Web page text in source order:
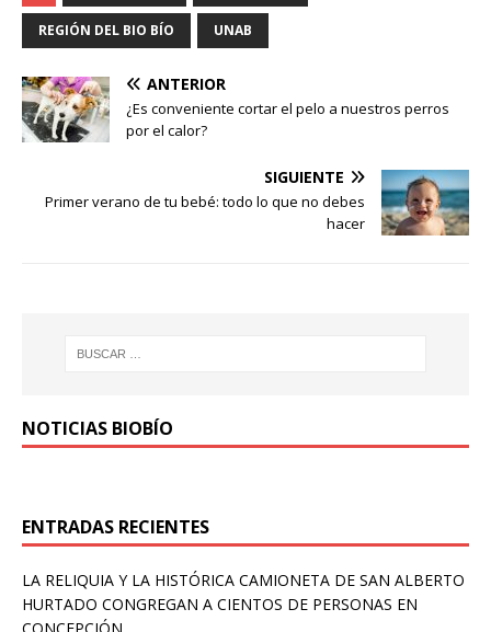
REGIÓN DEL BIO BÍO UNAB
ANTERIOR
¿Es conveniente cortar el pelo a nuestros perros
por el calor?
SIGUIENTE
Primer verano de tu bebé: todo lo que no debes
hacer
NOTICIAS BIOBÍO
ENTRADAS RECIENTES
LA RELIQUIA Y LA HISTÓRICA CAMIONETA DE SAN ALBERTO
HURTADO CONGREGAN A CIENTOS DE PERSONAS EN